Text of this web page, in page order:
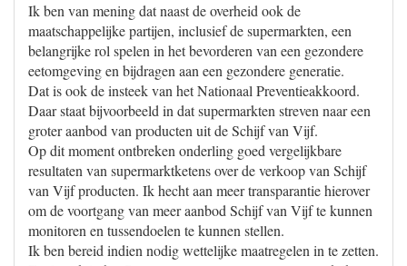
Ik ben van mening dat naast de overheid ook de
maatschappelijke partijen, inclusief de supermarkten, een
belangrijke rol spelen in het bevorderen van een gezondere
eetomgeving en bijdragen aan een gezondere generatie.
Dat is ook de insteek van het Nationaal Preventieakkoord.
Daar staat bijvoorbeeld in dat supermarkten streven naar een
groter aanbod van producten uit de Schijf van Vijf.
Op dit moment ontbreken onderling goed vergelijkbare
resultaten van supermarktketens over de verkoop van Schijf
van Vijf producten. Ik hecht aan meer transparantie hierover
om de voortgang van meer aanbod Schijf van Vijf te kunnen
monitoren en tussendoelen te kunnen stellen.
Ik ben bereid indien nodig wettelijke maatregelen in te zetten.